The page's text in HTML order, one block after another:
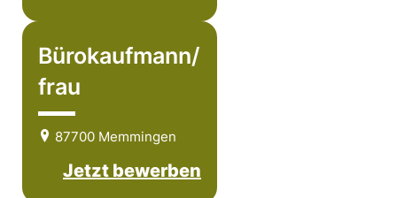
Bürokaufmann/
frau
87700 Memmingen
Jetzt bewerben